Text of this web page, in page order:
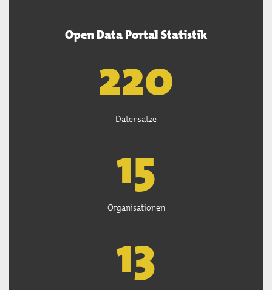
Open Data Portal Statistik
222
Datensätze
15
Organisationen
13